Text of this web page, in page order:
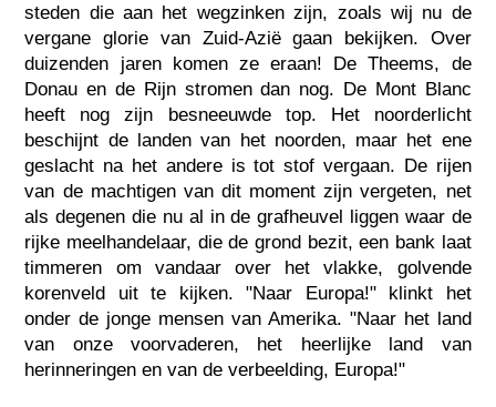
steden die aan het wegzinken zijn, zoals wij nu de
vergane glorie van Zuid-Azië gaan bekijken. Over
duizenden jaren komen ze eraan! De Theems, de
Donau en de Rijn stromen dan nog. De Mont Blanc
heeft nog zijn besneeuwde top. Het noorderlicht
beschijnt de landen van het noorden, maar het ene
geslacht na het andere is tot stof vergaan. De rijen
van de machtigen van dit moment zijn vergeten, net
als degenen die nu al in de grafheuvel liggen waar de
rijke meelhandelaar, die de grond bezit, een bank laat
timmeren om vandaar over het vlakke, golvende
korenveld uit te kijken. "Naar Europa!" klinkt het
onder de jonge mensen van Amerika. "Naar het land
van onze voorvaderen, het heerlijke land van
herinneringen en van de verbeelding, Europa!"